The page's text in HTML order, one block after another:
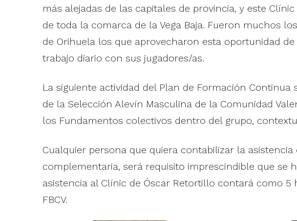
más alejadas de las capitales de provincia, y este
de toda la comarca de la Vega Baja. Fueron muchos
de Orihuela los que aprovecharon esta oportunidad
trabajo diario con sus jugadores/as.
La siguiente actividad del Plan de Formación
de la Selección Alevín Masculina de la Comunidad
los Fundamentos colectivos dentro del grupo,
Cualquier persona que quiera contabilizar la
complementaria, será requisito imprescindible que se
asistencia al Clínic de Óscar Retortillo contará como
FBCV.